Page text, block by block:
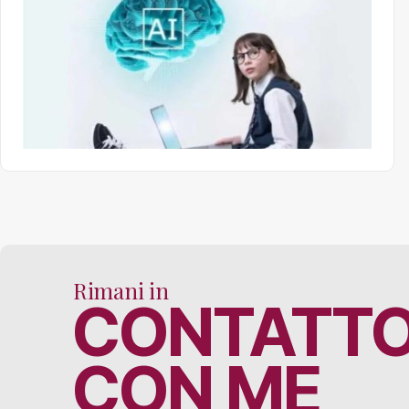
Rimani in
CON ME